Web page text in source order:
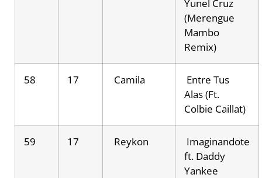
Yunel Cruz
(Merengue
Mambo
Remix)
58 17 Camila
Entre Tus
Alas (Ft.
Colbie Caillat)
59 17 Reykon
Imaginandote
ft. Daddy
Yankee